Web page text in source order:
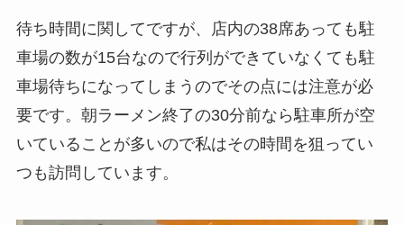
待ち時間に関してですが、店内の38席あっても駐
車場の数が15台なので行列ができていなくても駐
車場待ちになってしまうのでその点には注意が必
要です。朝ラーメン終了の30分前なら駐車所が空
いていることが多いので私はその時間を狙ってい
つも訪問しています。